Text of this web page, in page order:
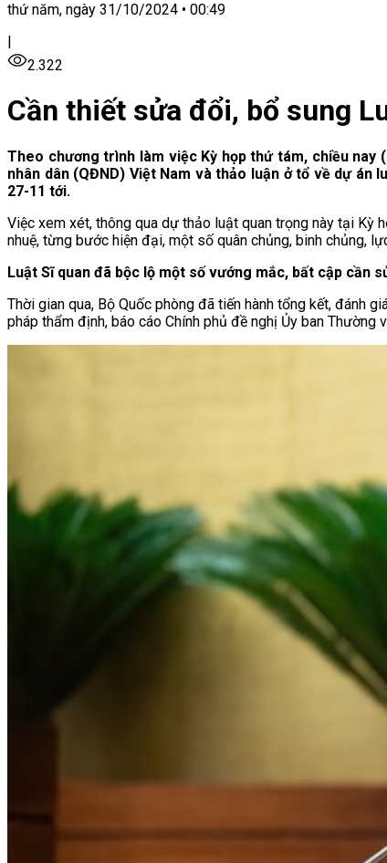
thứ năm, ngày 31/10/2024 • 00:49
|
2.322
Cần thiết sửa đổi, bổ sung
Theo chương trình làm việc Kỳ họp thứ tám, chiều nay
nhân dân (QĐND) Việt Nam và thảo luận ở tổ về dự án
27-11 tới.
Việc xem xét, thông qua dự thảo luật quan trọng này tại Kỳ
nhuệ, từng bước hiện đại, một số quân chủng, binh chủng,
Luật Sĩ quan đã bộc lộ một số vướng mắc, bất cập cần
Thời gian qua, Bộ Quốc phòng đã tiến hành tổng kết, đánh
pháp thẩm định, báo cáo Chính phủ đề nghị Ủy ban Thường